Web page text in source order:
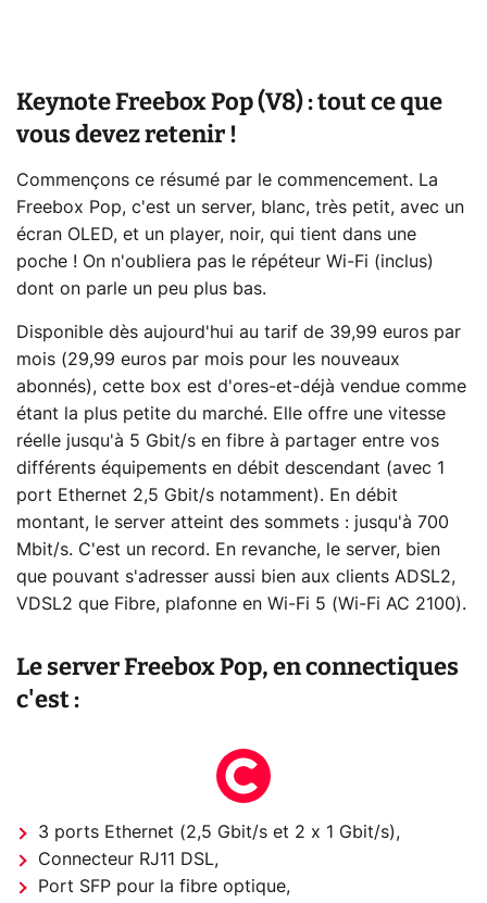
Keynote Freebox Pop (V8) : tout ce que
vous devez retenir !
Commençons ce résumé par le commencement. La
Freebox Pop, c'est un server, blanc, très petit, avec un
écran OLED, et un player, noir, qui tient dans une
poche ! On n'oubliera pas le répéteur Wi-Fi (inclus)
dont on parle un peu plus bas.
Disponible dès aujourd'hui au tarif de 39,99 euros par
mois (29,99 euros par mois pour les nouveaux
abonnés), cette box est d'ores-et-déjà vendue comme
étant la plus petite du marché. Elle offre une vitesse
réelle jusqu'à 5 Gbit/s en fibre à partager entre vos
différents équipements en débit descendant (avec 1
port Ethernet 2,5 Gbit/s notamment). En débit
montant, le server atteint des sommets : jusqu'à 700
Mbit/s. C'est un record. En revanche, le server, bien
que pouvant s'adresser aussi bien aux clients ADSL2,
VDSL2 que Fibre, plafonne en Wi-Fi 5 (Wi-Fi AC 2100).
Le server Freebox Pop, en connectiques
c'est :
3 ports Ethernet (2,5 Gbit/s et 2 x 1 Gbit/s),
Connecteur RJ11 DSL,
Port SFP pour la fibre optique,